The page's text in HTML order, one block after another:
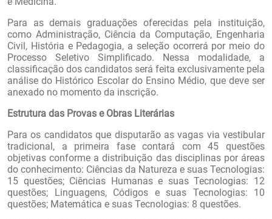
Para as demais graduações oferecidas pela instituição,
como Administração, Ciência da Computação, Engenharia
Civil, História e Pedagogia, a seleção ocorrerá por meio do
Processo Seletivo Simplificado. Nessa modalidade, a
classificação dos candidatos será feita exclusivamente pela
análise do Histórico Escolar do Ensino Médio, que deve ser
anexado no momento da inscrição.
Estrutura das Provas e Obras Literárias
Para os candidatos que disputarão as vagas via vestibular
tradicional, a primeira fase contará com 45 questões
objetivas conforme a distribuição das disciplinas por áreas
do conhecimento: Ciências da Natureza e suas Tecnologias:
15 questões; Ciências Humanas e suas Tecnologias: 12
questões; Linguagens, Códigos e suas Tecnologias: 10
questões; Matemática e suas Tecnologias: 8 questões.